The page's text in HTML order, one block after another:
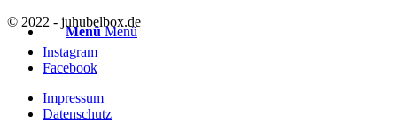
Menü Menü
© 2022 - juhubelbox.de
Instagram
Facebook
Impressum
Datenschutz